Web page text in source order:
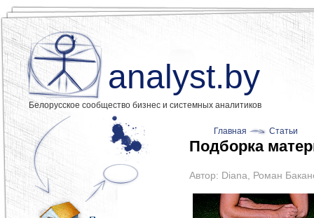
analyst.by
Белорусское сообщество бизнес и системных аналитиков
Главная Статьи
Подборка
Автор: Diana Роман